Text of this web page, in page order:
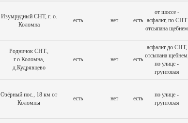
Изумрудный СНТ, г. о.
Коломна
есть нет есть
от шоссе -
асфальт, по СНТ
отсыпана щебнем
Родничок СНТ.,
г.о.Коломна,
д.Кудрявцево
есть нет есть
асфальт до СНТ,
отсыпана щебнем,
по улице -
грунтовая
Озёрный пос., 18 км от
Коломны
есть нет есть
по улице -
грунтовая